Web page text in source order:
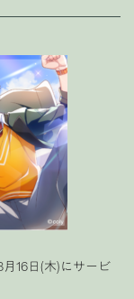
16日(木)にサービ